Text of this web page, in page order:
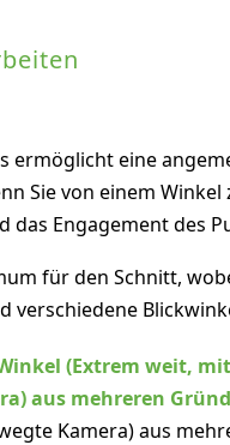
ermöglicht eine
Sie von einem
das Engagement des
für den Schnitt,
verschiedene
(Extrem weit,
aus mehreren
Kamera) aus